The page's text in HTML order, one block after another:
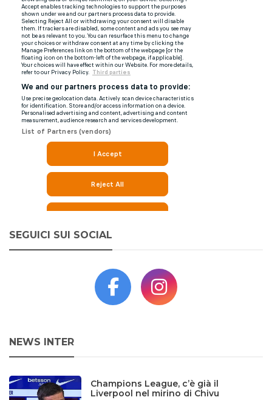
SEGUICI SUI SOCIAL
NEWS INTER
Champions League, c’è già il
Liverpool nel mirino di Chivu